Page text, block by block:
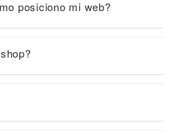
posiciono mi web?